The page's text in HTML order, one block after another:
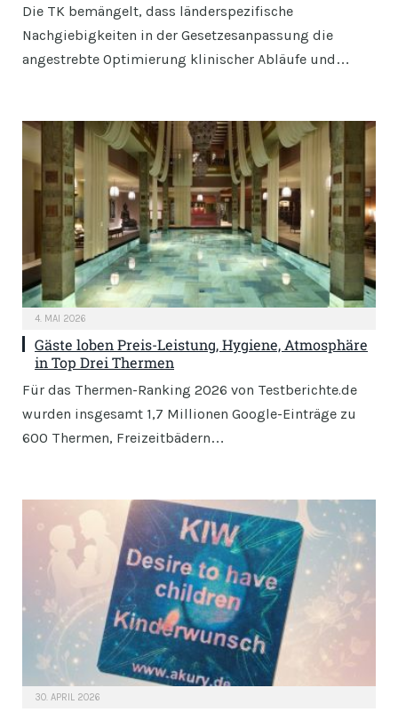
Die TK bemängelt, dass länderspezifische
Nachgiebigkeiten in der Gesetzesanpassung die
angestrebte Optimierung klinischer Abläufe und…
4. MAI 2026
Gäste loben Preis-Leistung, Hygiene, Atmosphäre
in Top Drei Thermen
Für das Thermen-Ranking 2026 von Testberichte.de
wurden insgesamt 1,7 Millionen Google-Einträge zu
600 Thermen, Freizeitbädern…
30. APRIL 2026